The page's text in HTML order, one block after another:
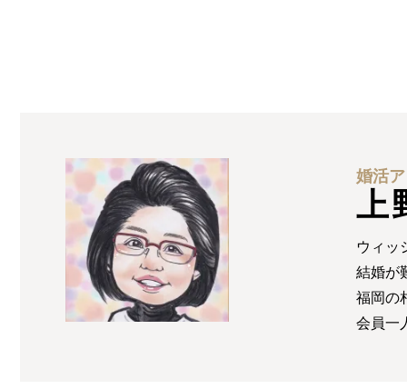
婚活
上
ウィッ
結婚が
福岡の
会員一